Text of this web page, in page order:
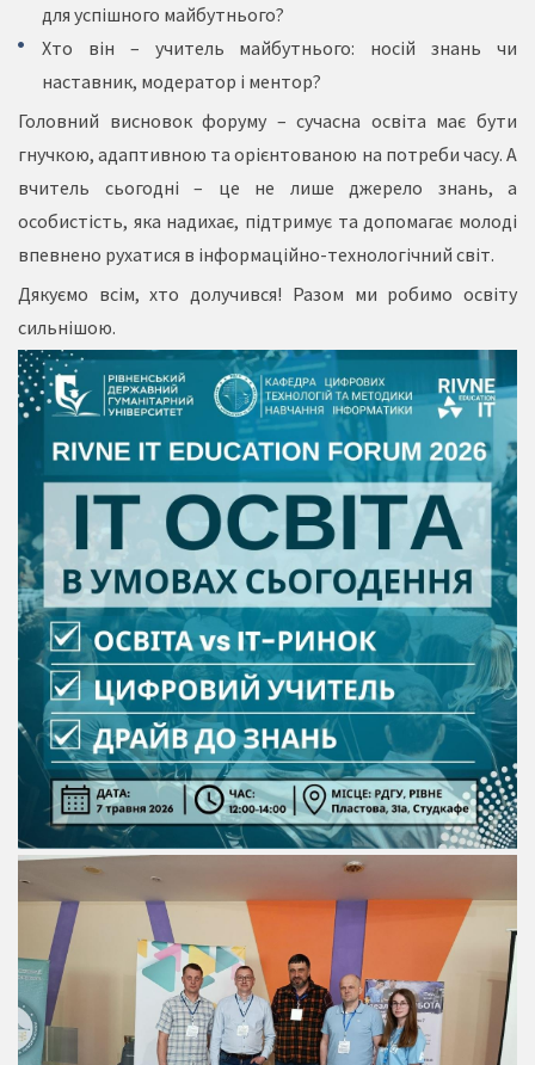
для успішного майбутнього?
Хто він – учитель майбутнього: носій знань чи
наставник, модератор і ментор?
Головний висновок форуму – сучасна освіта має бути
гнучкою, адаптивною та орієнтованою на потреби часу. А
вчитель сьогодні – це не лише джерело знань, а
особистість, яка надихає, підтримує та допомагає молоді
впевнено рухатися в інформаційно-технологічний світ.
Дякуємо всім, хто долучився! Разом ми робимо освіту
сильнішою.